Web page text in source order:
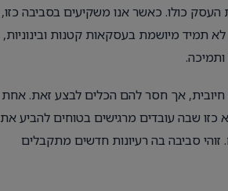
כולו. כאשר אנו משקיעים בסביבה כזו,
תמיד מיושמת בעסקאות קטנות ובינוניות,
חיובית, אך חסר להם הכלים לבצע זאת. אחת
כזו שבה עובדים מרגישים בטוחים להביע את
סביבה בה רעיונות חדשים מתקבלים